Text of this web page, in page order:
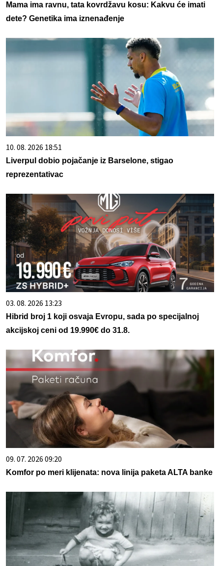
Mama ima ravnu, tata kovrdžavu kosu: Kakvu će imati
dete? Genetika ima iznenađenje
10. 08. 2026 18:51
Liverpul dobio pojačanje iz Barselone, stigao
reprezentativac
03. 08. 2026 13:23
Hibrid broj 1 koji osvaja Evropu, sada po specijalnoj
akcijskoj ceni od 19.990€ do 31.8.
09. 07. 2026 09:20
Komfor po meri klijenata: nova linija paketa ALTA banke